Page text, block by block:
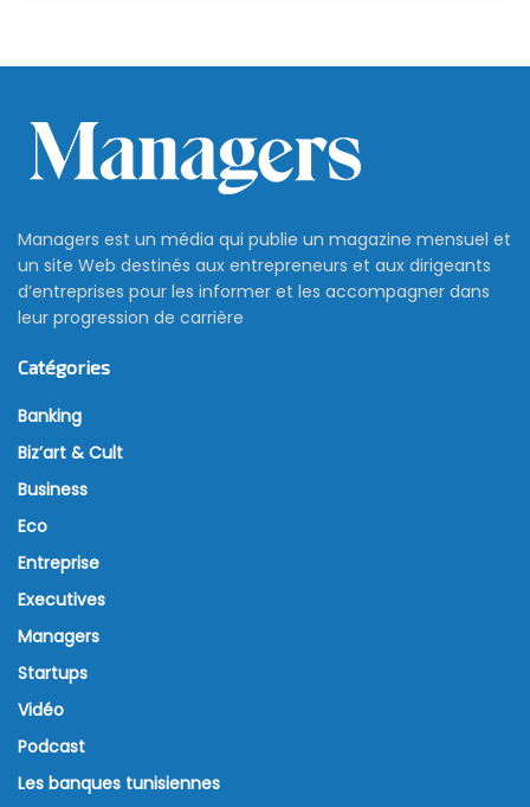
Managers est un média qui publie un magazine mensuel et
un site Web destinés aux entrepreneurs et aux dirigeants
d’entreprises pour les informer et les accompagner dans
leur progression de carrière
Catégories
Banking
Biz’art & Cult
Business
Eco
Entreprise
Executives
Managers
Startups
Vidéo
Podcast
Les banques tunisiennes